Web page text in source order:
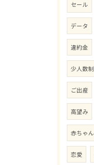
セール
データ
違約金
少人数制
ご出産
高望み
赤ちゃん
恋愛